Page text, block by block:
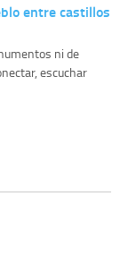
entre castillos
ni de
escuchar